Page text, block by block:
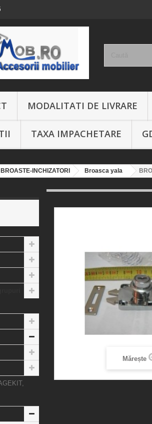
MODALITATI DE LIVRARE
TAXA IMPACHETARE
BROASTE-INCHIZATORI Broasca yala
Mărește